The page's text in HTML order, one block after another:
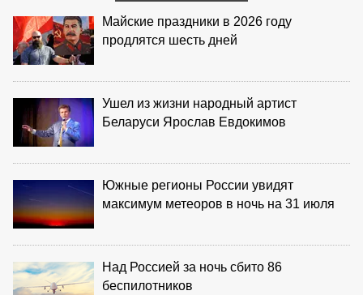
Майские праздники в 2026 году
продлятся шесть дней
Ушел из жизни народный артист
Беларуси Ярослав Евдокимов
Южные регионы России увидят
максимум метеоров в ночь на 31 июля
Над Россией за ночь сбито 86
беспилотников